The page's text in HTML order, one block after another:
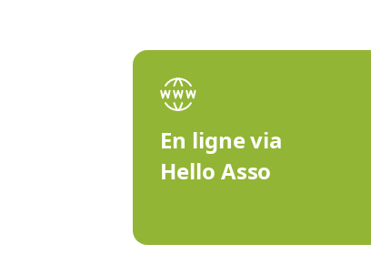
En ligne via
Hello Asso